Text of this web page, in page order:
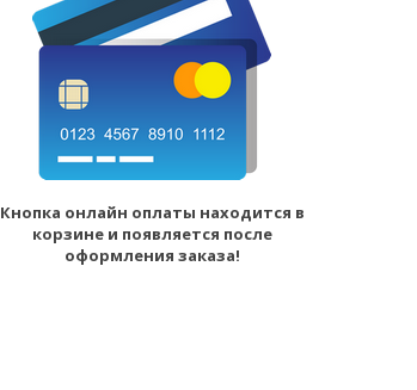
Кнопка онлайн оплаты находится в
корзине и появляется после
оформления заказа!